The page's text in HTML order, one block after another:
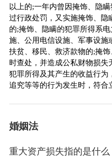
以上的;一年内曾因掩饰、隐
过行政处罚，又实施掩饰、隐
的;掩饰、隐瞒的犯罪所得系
施、公用电信设施、军事设施
扶贫、移民、救济款物的;掩
时查处，并造成公私财物损
犯罪所得及其产生的收益行
追究等等的行为发生时，符合
婚姻法
重大资产损失指的是什